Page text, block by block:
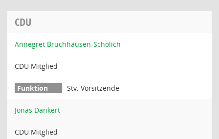
CDU
Annegret Bruchhausen-Scholich
CDU Mitglied
Stv. Vorsitzende
Jonas Dankert
CDU Mitglied